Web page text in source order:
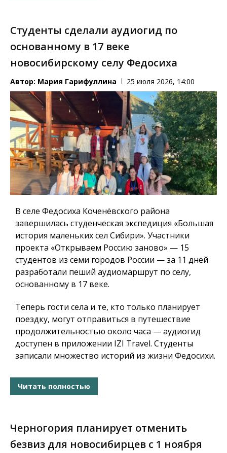
Студенты сделали аудиогид по
основанному в 17 веке
новосибирскому селу Федосиха
Автор: Мария Гарифуллина 25 июля 2026, 14:00
В селе Федосиха Коченёвского района
завершилась студенческая экспедиция «Большая
история маленьких сел Сибири». Участники
проекта «Открываем Россию заново» — 15
студентов из семи городов России — за 11 дней
разработали пеший аудиомаршрут по селу,
основанному в 17 веке.
Теперь гости села и те, кто только планирует
поездку, могут отправиться в путешествие
продолжительностью около часа — аудиогид
доступен в приложении IZI Travel. Студенты
записали множество историй из жизни Федосихи.
Читать полностью
Черногория планирует отменить
безвиз для новосибирцев с 1 ноября